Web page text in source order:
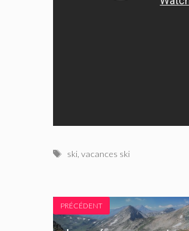
Étiquettes
ski ,vacances ski
PRÉCÉDENT